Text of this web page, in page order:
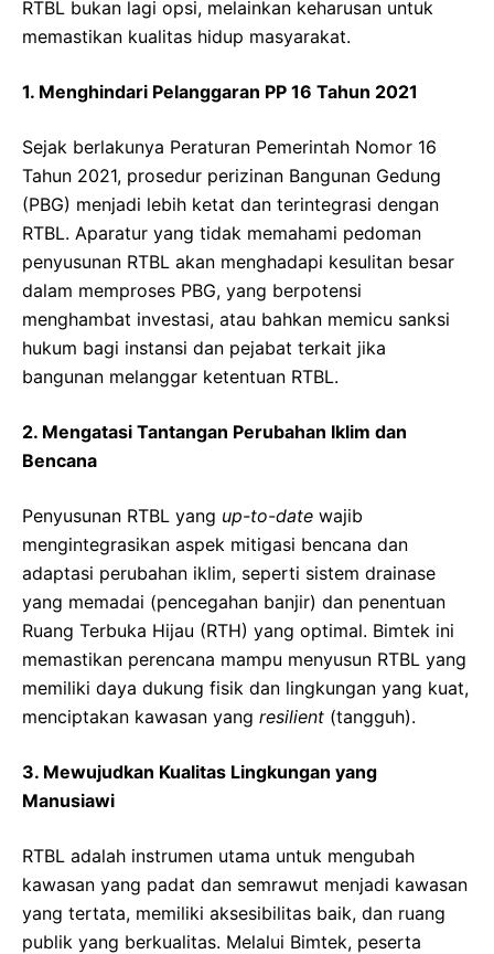
RTBL bukan lagi opsi, melainkan keharusan untuk
memastikan kualitas hidup masyarakat.
1. Menghindari Pelanggaran PP 16 Tahun 2021
Sejak berlakunya Peraturan Pemerintah Nomor 16
Tahun 2021, prosedur perizinan Bangunan Gedung
(PBG) menjadi lebih ketat dan terintegrasi dengan
RTBL. Aparatur yang tidak memahami pedoman
penyusunan RTBL akan menghadapi kesulitan besar
dalam memproses PBG, yang berpotensi
menghambat investasi, atau bahkan memicu sanksi
hukum bagi instansi dan pejabat terkait jika
bangunan melanggar ketentuan RTBL.
2. Mengatasi Tantangan Perubahan Iklim dan
Bencana
Penyusunan RTBL yang up-to-date wajib
mengintegrasikan aspek mitigasi bencana dan
adaptasi perubahan iklim, seperti sistem drainase
yang memadai (pencegahan banjir) dan penentuan
Ruang Terbuka Hijau (RTH) yang optimal. Bimtek ini
memastikan perencana mampu menyusun RTBL yang
memiliki daya dukung fisik dan lingkungan yang kuat,
menciptakan kawasan yang resilient (tangguh).
3. Mewujudkan Kualitas Lingkungan yang
Manusiawi
RTBL adalah instrumen utama untuk mengubah
kawasan yang padat dan semrawut menjadi kawasan
yang tertata, memiliki aksesibilitas baik, dan ruang
publik yang berkualitas. Melalui Bimtek, peserta